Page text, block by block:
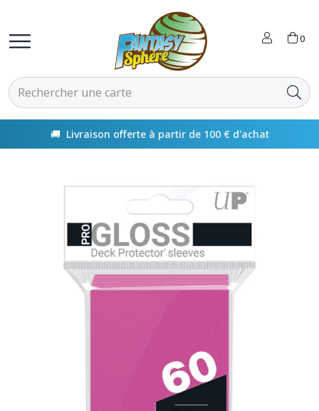
0
🚚 Livraison offerte à partir de 100 € d'achat